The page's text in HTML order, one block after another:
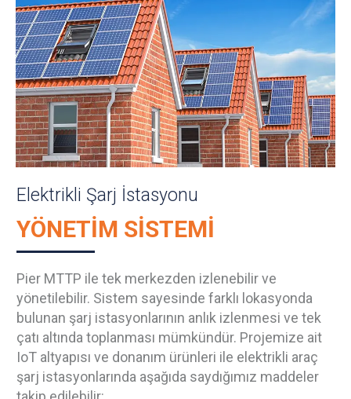
Elektrikli Şarj İstasyonu
YÖNETİM SİSTEMİ
Pier MTTP ile tek merkezden izlenebilir ve
yönetilebilir. Sistem sayesinde farklı lokasyonda
bulunan şarj istasyonlarının anlık izlenmesi ve tek
çatı altında toplanması mümkündür. Projemize ait
IoT altyapısı ve donanım ürünleri ile elektrikli araç
şarj istasyonlarında aşağıda saydığımız maddeler